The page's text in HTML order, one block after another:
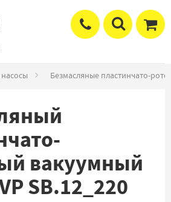
Безмасляные пластинчато-
вакуумный
SB.12_220